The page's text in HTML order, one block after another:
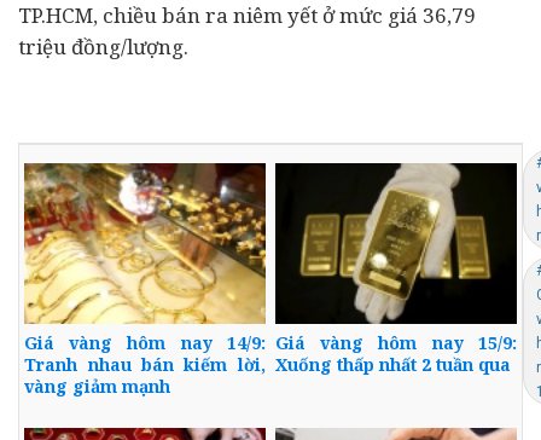
TP.HCM, chiều bán ra niêm yết ở mức giá 36,79
triệu đồng/lượng.
Giá vàng hôm nay 14/9:
Tranh nhau bán kiếm lời,
vàng giảm mạnh
Giá vàng hôm nay 15/9:
Xuống thấp nhất 2 tuần qua